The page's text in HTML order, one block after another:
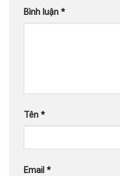
Bình luận *
Tên *
Email *